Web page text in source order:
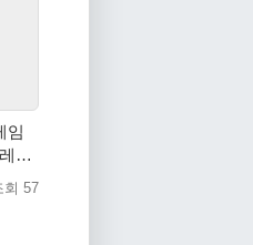
임
전
회 57